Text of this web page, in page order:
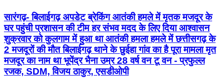
सारंगढ़- बिलाईगढ़ अपडेट ब्रेकिंग आतंकी हमले में मृतक मजदूर के
घर पहुंची प्रशासन की टीम हर संभव मदद के लिए दिया आश्वासन
शुक्रवार को कुलगाम में हुआ था आतंकी हमला हमले में छत्तीसगढ़ के
2 मजदूरों की मौत बिलाईगढ़ थाने के छुईहा गांव का है पूरा मामला मृत
मजदूर का नाम था भूपेंद्र भैना उम्र 28 वर्ष वन टू वन - प्रफुल्ल
रजक, SDM, विजय ठाकुर, एसडीओपी